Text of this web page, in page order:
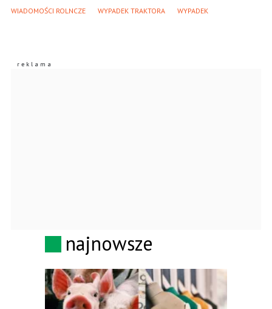
WIADOMOŚCI ROLNCZE WYPADEK TRAKTORA WYPADEK
najnowsze